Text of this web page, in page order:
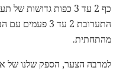
כף 2 עד 3 כפות
התערובת 2 עד 3
מהתחתית.
למרבה הצער, הספק שלנו של